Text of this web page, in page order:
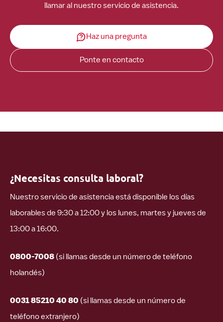
llamar al nuestro servicio de asistencia.
Haz una pregunta
Ponte en contacto
¿Necesitas consulta laboral?
Nuestro servicio de asistencia está disponible los días
laborables de 9:30 a 12:00 y los lunes, martes y jueves de
13:00 a 16:00.
0800-7008 (si llamas desde un número de teléfono
holandés)
0031 85210 40 80 (si llamas desde un número de
teléfono extranjero)